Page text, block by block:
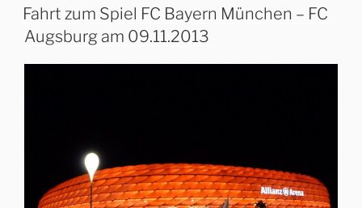
AM
Fahrt zum Spiel FC Bayern München – FC
Augsburg am 09.11.2013